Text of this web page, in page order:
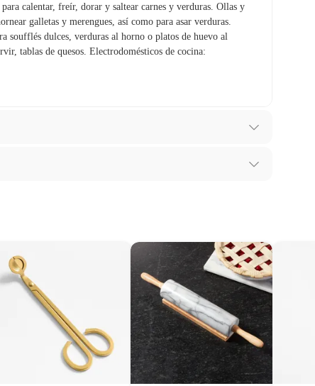
calentar, freír, dorar y saltear carnes y verduras. Ollas y
galletas y merengues, así como para asar verduras.
soufflés dulces, verduras al horno o platos de huevo al
tablas de quesos. Electrodomésticos de cocina:
otras con restricciones y algunas que no se pueden
para asfalto, hormigón, albañilería.
para asfalto.
línea blanca, colchones, muebles, bicicletas y máquinas.